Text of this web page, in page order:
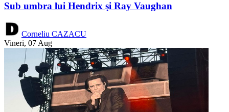
Sub umbra lui Hendrix şi Ray Vaughan
Corneliu CAZACU
Vineri, 07 Aug